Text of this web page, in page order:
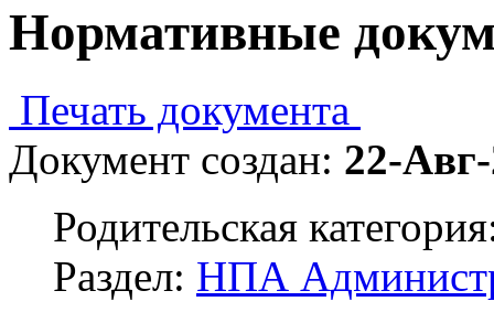
Нормативные
Печать документа
Документ создан: 22-
Родительская
Раздел: НПА